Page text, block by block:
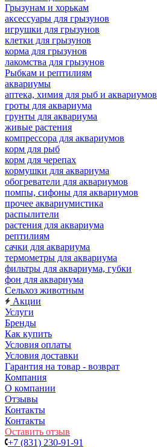
Грызунам и хорькам
аксессуары для грызунов
игрушки для грызунов
клетки для грызунов
корма для грызунов
лакомства для грызунов
Рыбкам и рептилиям
аквариумы
аптека, химия для рыб и аквариумов
гроты для аквариума
грунты для аквариума
живые растения
компрессора для аквариумов
корм для рыб
корм для черепах
кормушки для аквариума
обогреватели для аквариумов
помпы, сифоны для аквариумов
прочее аквариумистика
распылители
растения для аквариума
рептилиям
сачки для аквариума
термометры для аквариума
фильтры для аквариума, губки
фон для аквариума
Сельхоз животным
Акции
Услуги
Бренды
Как купить
Условия оплаты
Условия доставки
Гарантия на товар - возврат
Компания
О компании
Отзывы
Контакты
Контакты
Оставить отзыв
+7 (831) 230-91-91